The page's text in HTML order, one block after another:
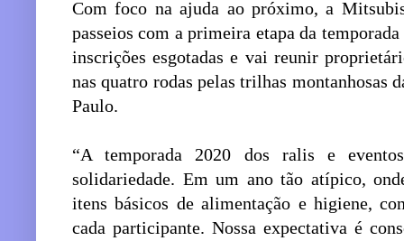
Com foco na ajuda ao próximo, a
passeios com a primeira etapa da
inscrições esgotadas e vai reunir
nas quatro rodas pelas trilhas montanhosas
Paulo.
“A temporada 2020 dos ralis e
solidariedade. Em um ano tão atípico,
itens básicos de alimentação e higiene,
cada participante. Nossa expectativa é